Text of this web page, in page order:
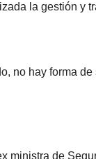
la gestión y
no hay forma
ministra de